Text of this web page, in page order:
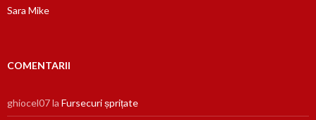
Sara Mike
COMENTARII
ghiocel07la Fursecuri șprițate